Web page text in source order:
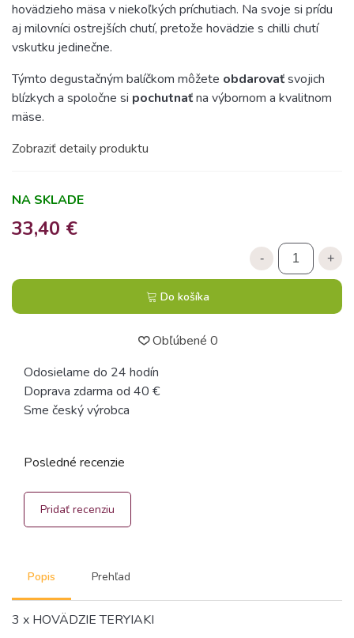
hovädzieho mäsa v niekoľkých príchutiach. Na svoje si prídu
aj milovníci ostrejších chutí, pretože hovädzie s chilli chutí
vskutku jedinečne.
Týmto degustačným balíčkom môžete obdarovaťsvojich
blízkych a spoločne si pochutnaťna výbornom a kvalitnom
mäse.
Zobraziť detaily produktu
NA SKLADE
33,40 €
- +
Do košíka
Obľúbené 0
Odosielame do 24 hodín
Doprava zdarma od 40 €
Sme český výrobca
Popis Prehľad
3 x HOVÄDZIE TERYIAKI
Posledné recenzie
Pridať recenziu